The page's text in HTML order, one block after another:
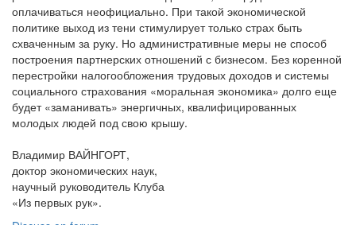
оплачиваться неофициально. При такой экономической
политике выход из тени стимулирует только страх быть
схваченным за руку. Но административные меры не способ
построения партнерских отношений с бизнесом. Без коренной
перестройки налогообложения трудовых доходов и системы
социального страхования «моральная экономика» долго еще
будет «заманивать» энергичных, квалифицированных
молодых людей под свою крышу.
Владимир ВАЙНГОРТ,
доктор экономических наук,
научный руководитель Клуба
«Из первых рук».